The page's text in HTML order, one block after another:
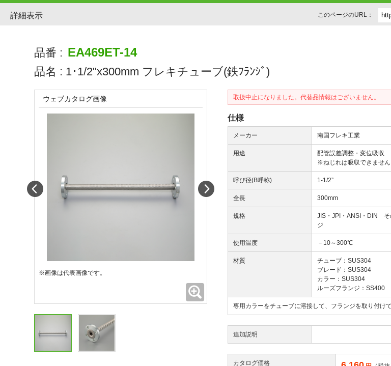
詳細表示 このページのURL：
品番 : EA469ET-14
品名 : 1･1/2"x300mm フレキチューブ(鉄ﾌﾗﾝｼﾞ)
取扱中止になりました。代替品情報はございません。
仕様
メーカー 南国フレキ工業
用途
配管誤差調整・変位吸収
※ねじれは吸収できません
呼び径(B呼称) 1-1/2”
全長 300mm
規格
JIS・JPI・ANSI・DIN そ
ジ
使用温度 －10～300℃
材質
チューブ：SUS304
ブレード：SUS304
カラー：SUS304
ルーズフランジ：SS400
専用カラーをチューブに溶接して、フランジを取り付け
追加説明
カタログ価格
ウェブカタログ画像
※画像は代表画像です。